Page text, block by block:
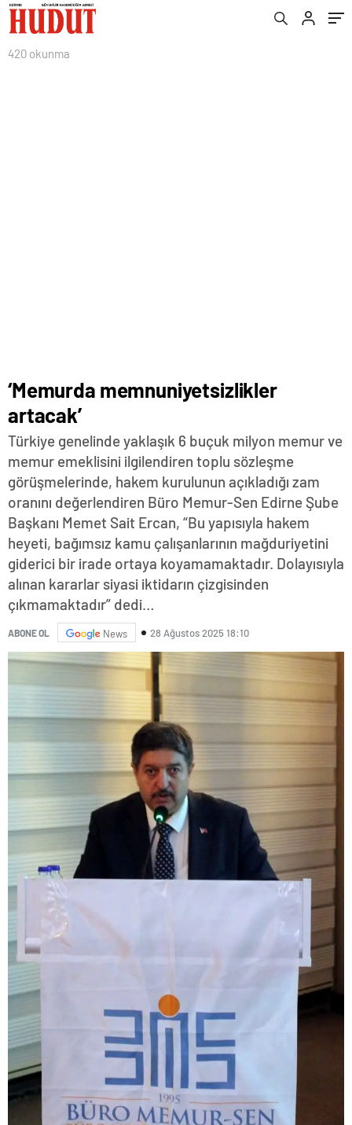
420 okunma
‘Memurda memnuniyetsizlikler
artacak’
Türkiye genelinde yaklaşık 6 buçuk milyon memur ve
memur emeklisini ilgilendiren toplu sözleşme
görüşmelerinde, hakem kurulunun açıkladığı zam
oranını değerlendiren Büro Memur-Sen Edirne Şube
Başkanı Memet Sait Ercan, “Bu yapısıyla hakem
heyeti, bağımsız kamu çalışanlarının mağduriyetini
giderici bir irade ortaya koyamamaktadır. Dolayısıyla
alınan kararlar siyasi iktidarın çizgisinden
çıkmamaktadır” dedi…
ABONE OL News 28 Ağustos 2025 18:10